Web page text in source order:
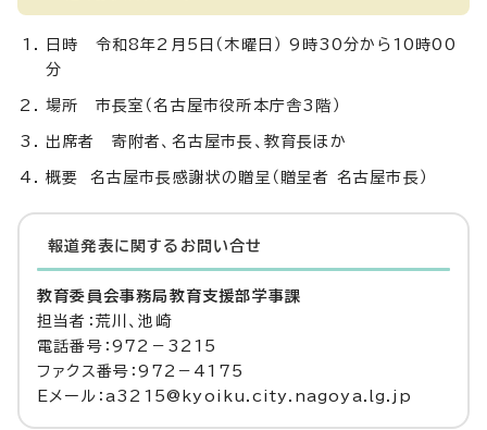
日時 令和8年2月5日（木曜日） 9時30分から10時00
分
場所 市長室（名古屋市役所本庁舎3階）
出席者 寄附者、名古屋市長、教育長ほか
概要 名古屋市長感謝状の贈呈（贈呈者 名古屋市長）
報道発表に関するお問い合せ
教育委員会事務局教育支援部学事課
担当者：荒川、池崎
電話番号：972－3215
ファクス番号：972－4175
Eメール：a3215@kyoiku.city.nagoya.lg.jp